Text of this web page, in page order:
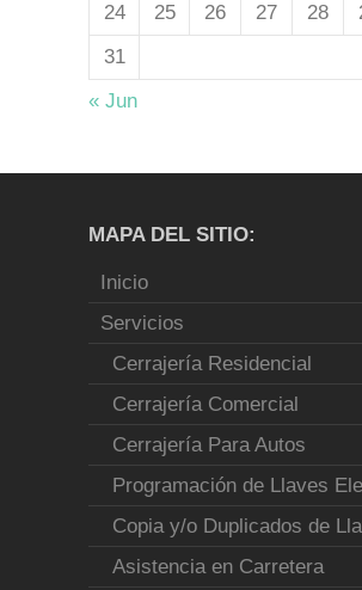
24
25 26 27 28
31
« Jun
MAPA DEL SITIO:
Inicio
Servicios
Cerrajería Residencial
Cerrajería Comercial
Cerrajería Para Autos
Programación de Llaves
Copia y/o Duplicados de
Asistencia en Carretera